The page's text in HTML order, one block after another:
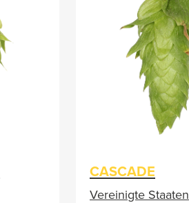
CASCADE
Vereinigte Staaten